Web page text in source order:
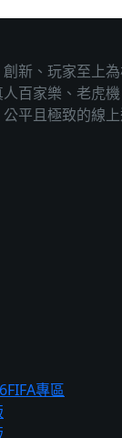
新、玩家至上
百家樂、老虎
平且極致的線上
專區